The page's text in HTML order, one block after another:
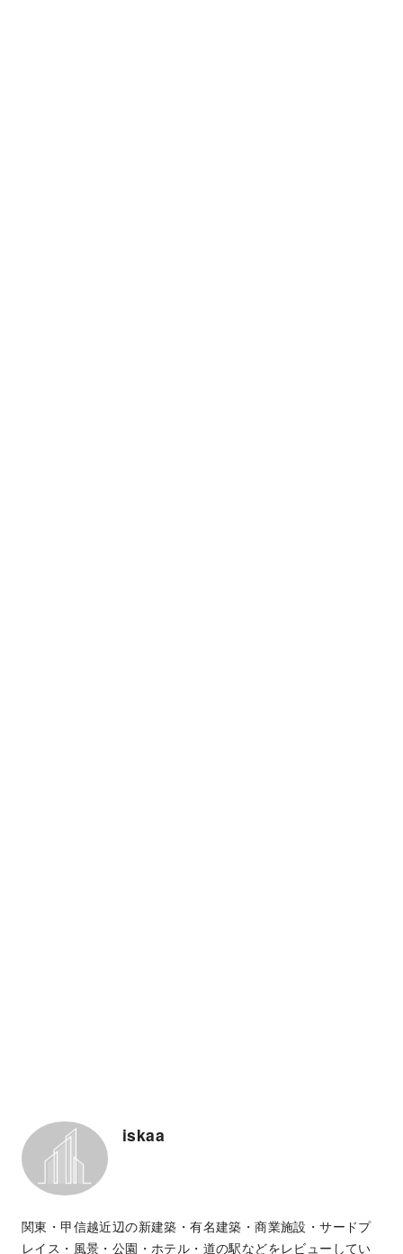
iskaa
関東・甲信越近辺の新建築・有名建築・商業施設・サードプ
レイス・風景・公園・ホテル・道の駅などをレビューしてい